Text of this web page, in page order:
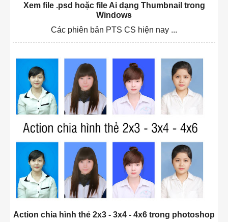
Xem file .psd hoặc file Ai dạng Thumbnail trong
Windows
Các phiên bản PTS CS hiện nay ...
Action chia hình thẻ 2x3 - 3x4 - 4x6 trong photoshop